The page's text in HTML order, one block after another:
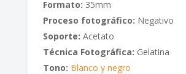
Formato: 35mm
Proceso fotográfico: Negativo
Soporte: Acetato
Técnica Fotográfica: Gelatina
Tono: Blanco y negro